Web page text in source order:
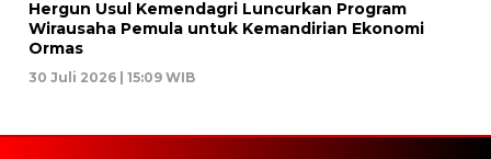
Hergun Usul Kemendagri Luncurkan Program
Wirausaha Pemula untuk Kemandirian Ekonomi
Ormas
30 Juli 2026 | 15:09 WIB